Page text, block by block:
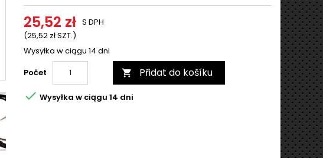
25,52 zł
(25,52 zł SZT.)
S DPH
Wysyłka w ciągu 14 dni
Počet
 Přidat do košíku
 Wysyłka w ciągu 14 dni